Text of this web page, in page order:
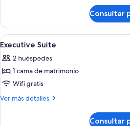
Night
View
+
Smart
Toilet]
Night
View
+
Smart
Toilet]
Bed
Room
[Super
Large
Floor-
to-
Window
Floor-
to-
Ceiling
Bed
Room
Large
Floor-
Consultar
Abrir
todas
las
fotos
de
Executive
4
Executive Suite
2 huéspedes
1 cama de matrimonio
Wifi gratis
Ver más detalles
Más
Consultar